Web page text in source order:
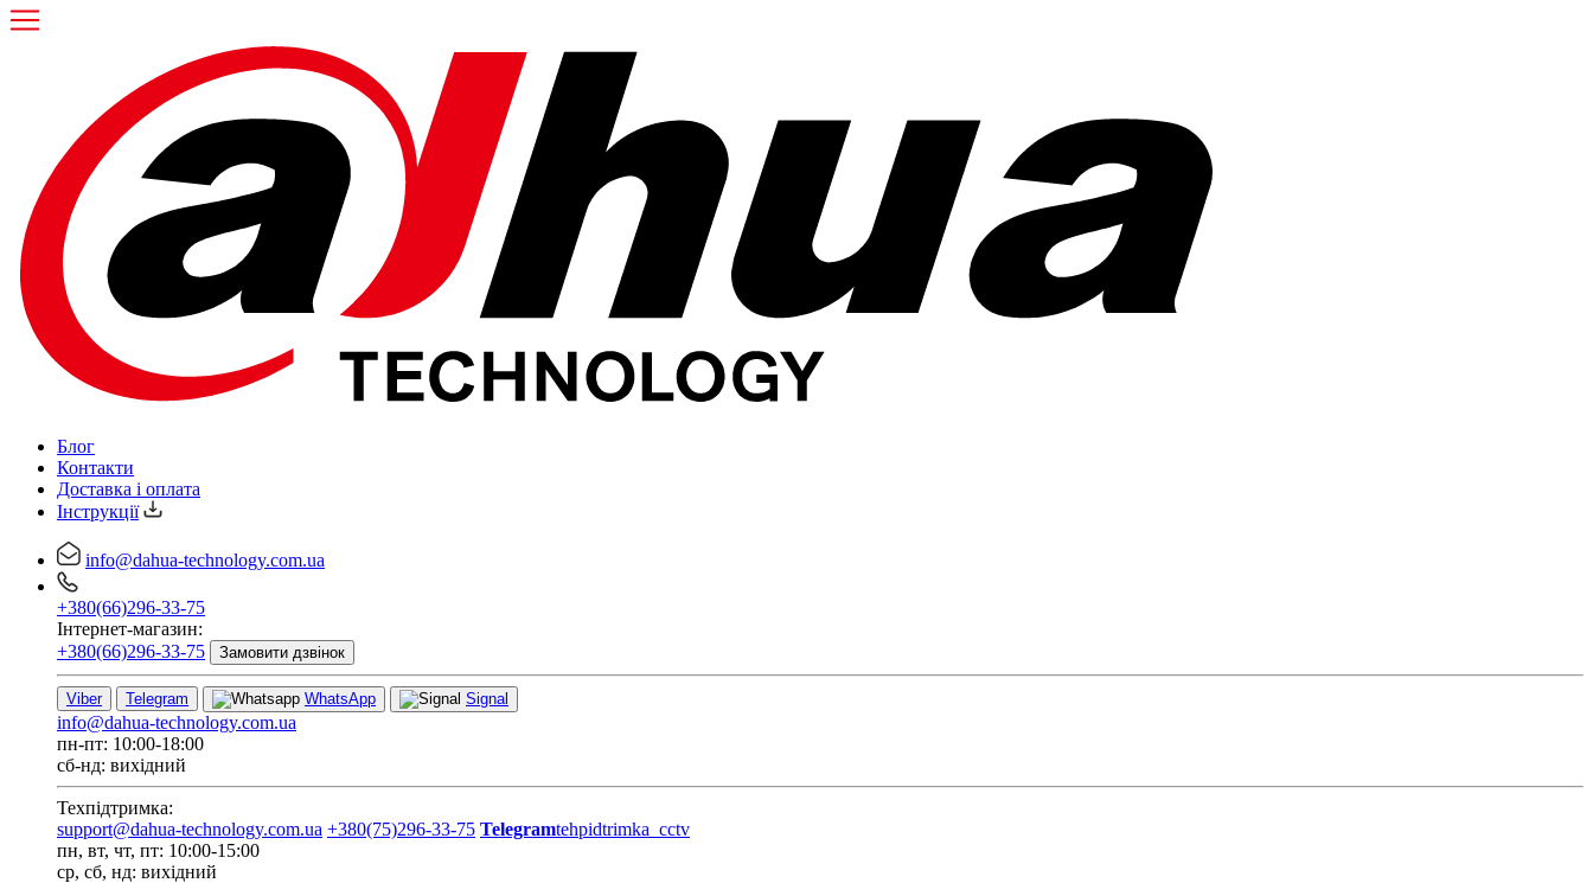
Блог
Контакти
Доставка і оплата
Інструкції
info@dahua-technology.com.ua
+380(66)296-33-75
Інтернет-магазин:
+380(66)296-33-75
Замовити дзвінок
Viber Telegram WhatsApp Signal
info@dahua-technology.com.ua
пн-пт: 10:00-18:00
сб-нд: вихідний
Техпідтримка:
support@dahua-technology.com.ua +380(75)296-33-75 Telegramtehpidtrimka_cctv
пн, вт, чт, пт: 10:00-15:00
ср, сб, нд: вихідний